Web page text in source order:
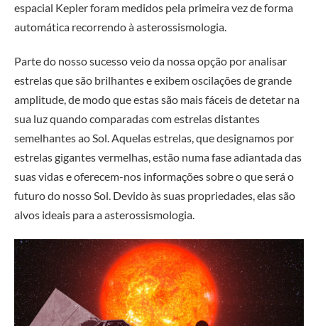
espacial Kepler foram medidos pela primeira vez de forma
automática recorrendo à asterossismologia.
Parte do nosso sucesso veio da nossa opção por analisar
estrelas que são brilhantes e exibem oscilações de grande
amplitude, de modo que estas são mais fáceis de detetar na
sua luz quando comparadas com estrelas distantes
semelhantes ao Sol. Aquelas estrelas, que designamos por
estrelas gigantes vermelhas, estão numa fase adiantada das
suas vidas e oferecem-nos informações sobre o que será o
futuro do nosso Sol. Devido às suas propriedades, elas são
alvos ideais para a asterossismologia.